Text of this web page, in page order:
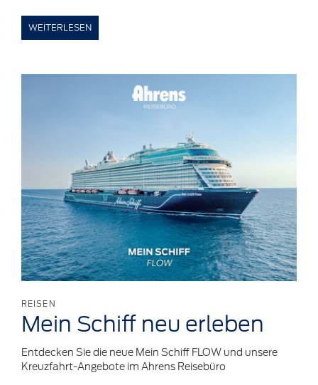
WEITERLESEN
REISEN
Mein Schiff neu erleben
Entdecken Sie die neue Mein Schiff FLOW und unsere
Kreuzfahrt-Angebote im Ahrens Reisebüro